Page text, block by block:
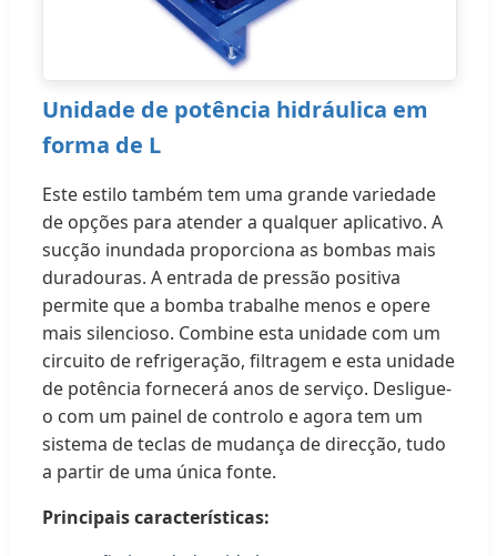
Unidade de potência hidráulica em
forma de L
Este estilo também tem uma grande variedade
de opções para atender a qualquer aplicativo. A
sucção inundada proporciona as bombas mais
duradouras. A entrada de pressão positiva
permite que a bomba trabalhe menos e opere
mais silencioso. Combine esta unidade com um
circuito de refrigeração, filtragem e esta unidade
de potência fornecerá anos de serviço. Desligue-
o com um painel de controlo e agora tem um
sistema de teclas de mudança de direcção, tudo
a partir de uma única fonte.
Principais características: